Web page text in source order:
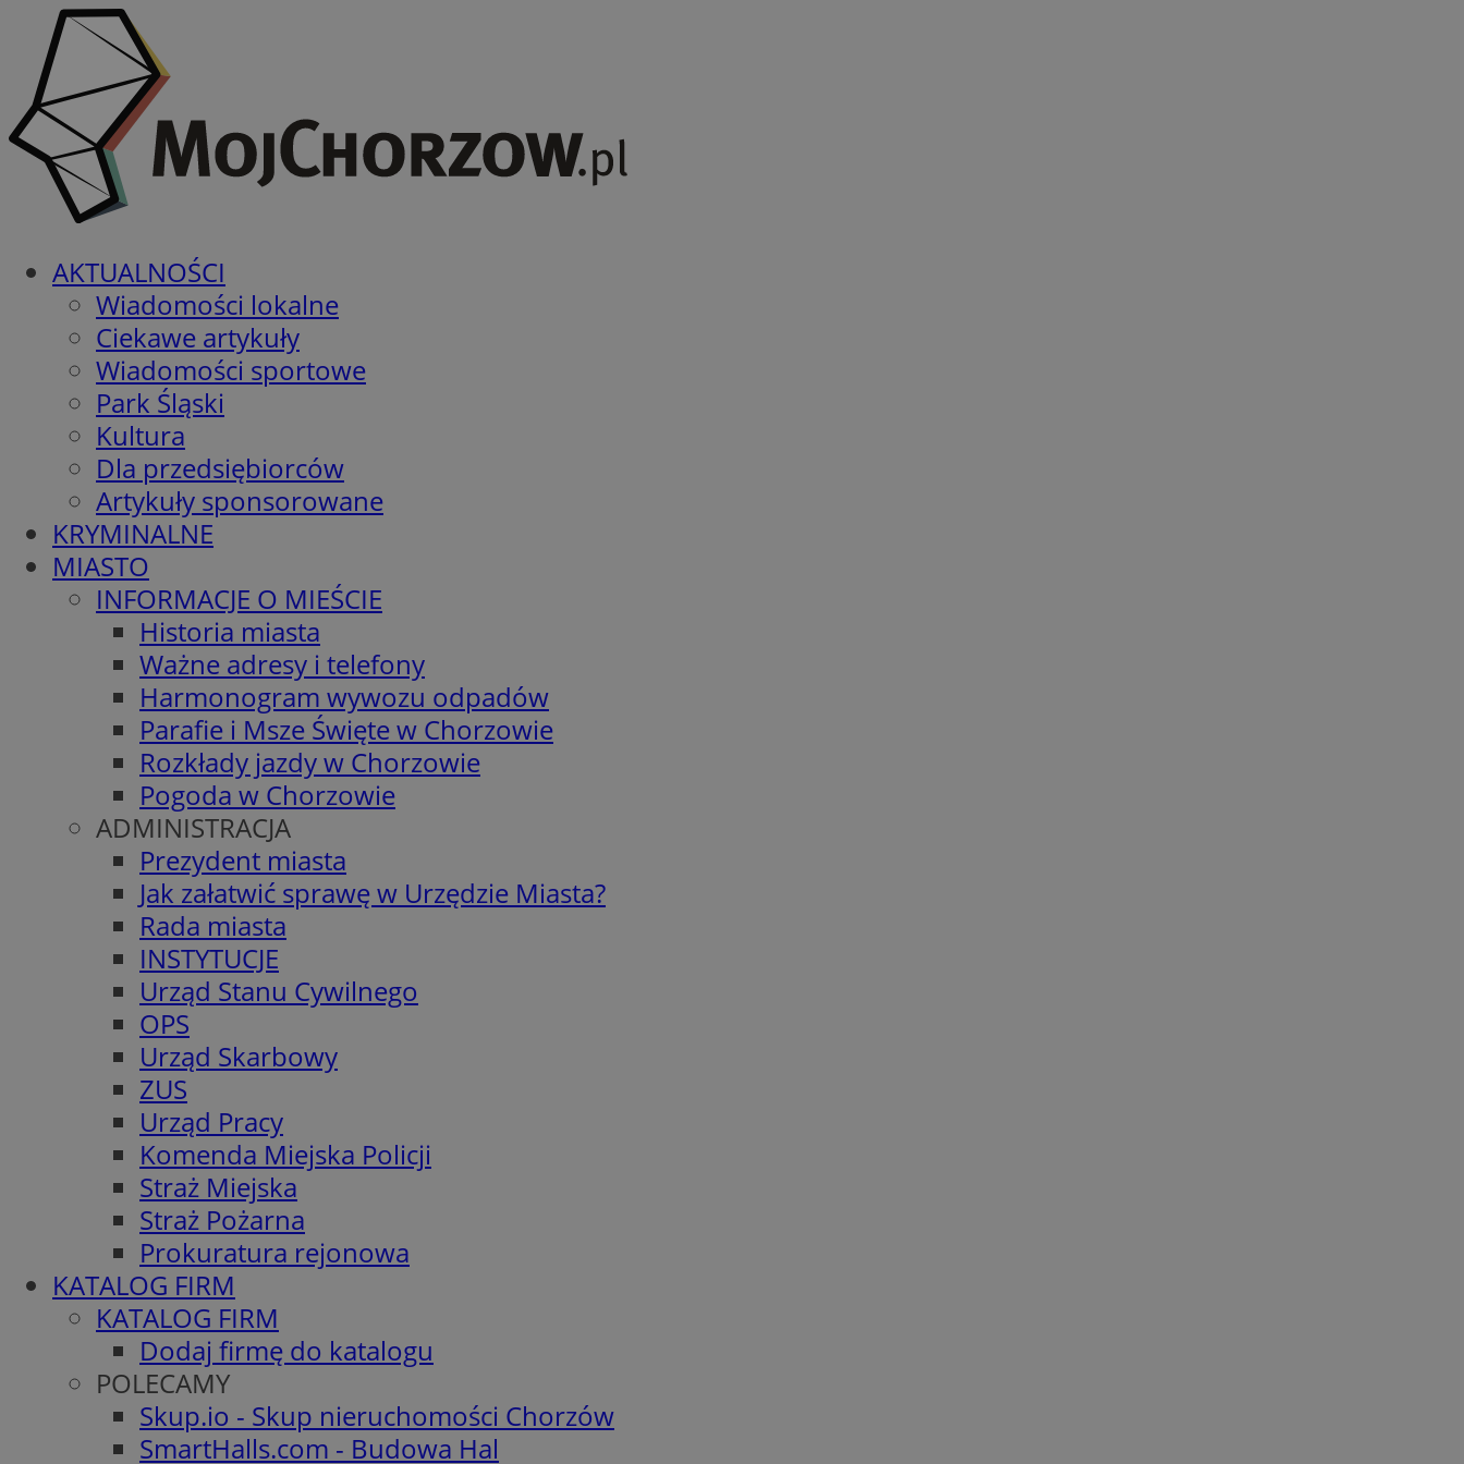
AKTUALNOŚCI
Wiadomości lokalne
Ciekawe artykuły
Wiadomości sportowe
Park Śląski
Kultura
Dla przedsiębiorców
Artykuły sponsorowane
KRYMINALNE
MIASTO
INFORMACJE O MIEŚCIE
Historia miasta
Ważne adresy i telefony
Harmonogram wywozu odpadów
Parafie i Msze Święte w Chorzowie
Rozkłady jazdy w Chorzowie
Pogoda w Chorzowie
ADMINISTRACJA
Prezydent miasta
Jak załatwić sprawę w Urzędzie Miasta?
Rada miasta
INSTYTUCJE
Urząd Stanu Cywilnego
OPS
Urząd Skarbowy
ZUS
Urząd Pracy
Komenda Miejska Policji
Straż Miejska
Straż Pożarna
Prokuratura rejonowa
KATALOG FIRM
KATALOG FIRM
Dodaj firmę do katalogu
POLECAMY
Skup.io - Skup nieruchomości Chorzów
SmartHalls.com - Budowa Hal